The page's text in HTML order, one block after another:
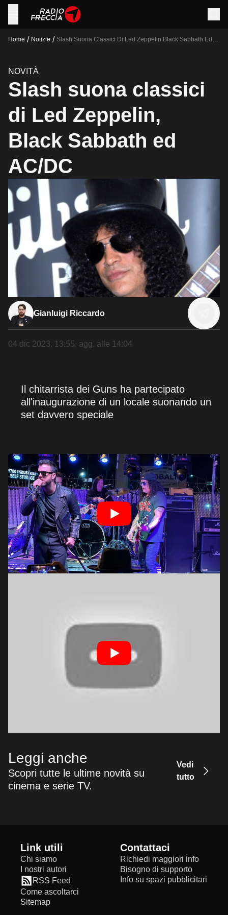
Home / Notizie / Slash Suona Classici Di Led Zeppelin Black Sabbath Ed
NOVITÀ
Slash suona classici
di Led Zeppelin,
Black Sabbath ed
AC/DC
Gianluigi Riccardo
04 dic 2023, 13:55, agg. alle 14:04
Il chitarrista dei Guns ha partecipato
all'inaugurazione di un locale suonando un
set davvero speciale
Leggi anche
Scopri tutte le ultime novità su
cinema e serie TV.
Vedi
tutto
Link utili
Chi siamo
I nostri autori
RSS Feed
Come ascoltarci
Sitemap
Contattaci
Richiedi maggiori info
Bisogno di supporto
Info su spazi pubblicitari